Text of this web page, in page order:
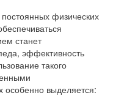
физических
станет
эффективность
такого
особенно выделяется: